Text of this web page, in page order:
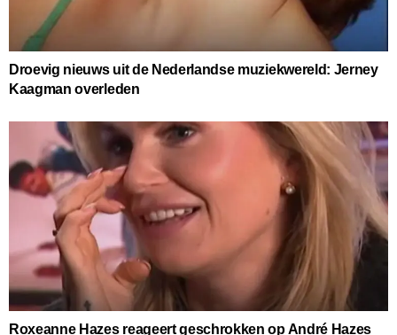
Droevig nieuws uit de Nederlandse muziekwereld: Jerney
Kaagman overleden
Roxeanne Hazes reageert geschrokken op André Hazes